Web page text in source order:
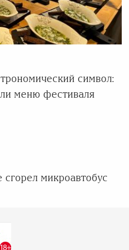
символ:
меню фестиваля
микроавтобус